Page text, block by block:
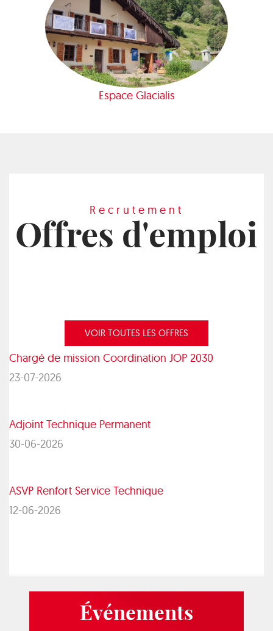
Espace Glacialis
Recrutement
Offres d'emploi
VOIR TOUTES LES OFFRES
Chargé de mission Coordination JOP 2030
23-07-2026
Adjoint Technique Permanent
30-06-2026
ASVP Renfort Service Technique
12-06-2026
Événements